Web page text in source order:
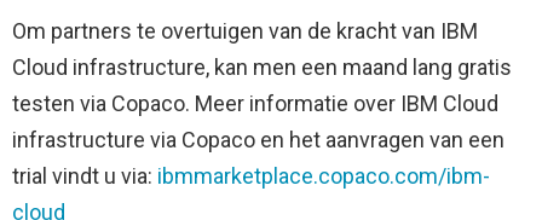
Om partners te overtuigen van de kracht van IBM
Cloud infrastructure, kan men een maand lang gratis
testen via Copaco. Meer informatie over IBM Cloud
infrastructure via Copaco en het aanvragen van een
trial vindt u via: ibmmarketplace.copaco.com/ibm-
cloud